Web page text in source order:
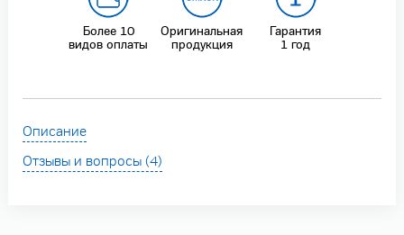
Более 10
видов оплаты
Оригинальная
продукция
Гарантия
1 год
Описание
Отзывы и вопросы (4)